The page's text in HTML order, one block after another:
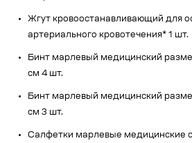
Жгут кровоостанавливающий для
артериального кровотечения* 1 шт.
Бинт марлевый медицинский
см 4 шт.
Бинт марлевый медицинский
см 3 шт.
Салфетки марлевые медицинские